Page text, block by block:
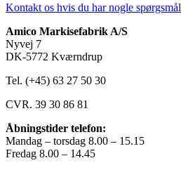
Kontakt os hvis du har nogle spørgsmål
Amico Markisefabrik A/S
Nyvej 7
DK-5772 Kværndrup
Tel. (+45) 63 27 50 30
CVR. 39 30 86 81
Åbningstider telefon:
Mandag – torsdag 8.00 – 15.15
Fredag 8.00 – 14.45